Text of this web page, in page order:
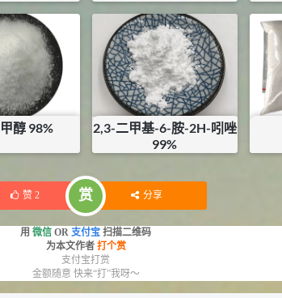
：1KG
¥200
库存：0.5KG
醇 98%
0.42KG
2,3-二甲基-6-胺-2H-吲唑
99%
库存：0.1KG
赞 2 赏 分享
用 微信 OR 支付宝 扫描二维码
为本文作者 打个赏
支付宝打赏
金额随意 快来“打”我呀～